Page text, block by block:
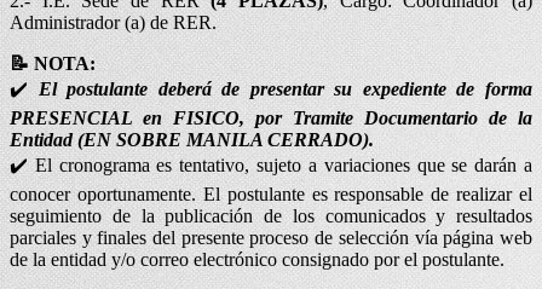
Administrador (a) de RER.
📝 NOTA:
✔️ El postulante deberá de presentar su expediente de forma
PRESENCIAL en FISICO, por Tramite Documentario de la
Entidad (EN SOBRE MANILA CERRADO).
✔️ El cronograma es tentativo, sujeto a variaciones que se darán a
conocer oportunamente. El postulante es responsable de realizar el
seguimiento de la publicación de los comunicados y resultados
parciales y finales del presente proceso de selección vía página web
de la entidad y/o correo electrónico consignado por el postulante.